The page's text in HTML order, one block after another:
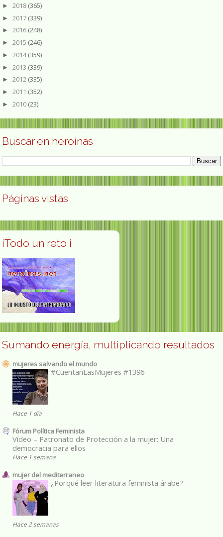
► 2018 (365)
► 2017 (339)
► 2016 (248)
► 2015 (246)
► 2014(359)
► 2013 (339)
► 2012 (335)
► 2011 (352)
► 2010 (23)
Buscar en heroínas
Páginas vistas
¡Todo un reto ¡
Sumando energía, multiplicando resultados
mujeres salvando el mundo
#CuentanLasMujeres #1396
Hace 1 día
Fórum Política Feminista
Vídeo – Patronato de Protección a la mujer: Una
democracia para ellos
Hace 1 semana
mujer del mediterraneo
¿Porqué leer literatura feminista árabe?
Hace 2 semanas